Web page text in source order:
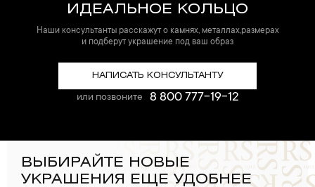
ИДЕАЛЬНОЕ КОЛЬЦО
Наши консультанты расскажут о камнях, металлах,размерах
и подберут украшение под ваш образ
НАПИСАТЬ КОНСУЛЬТАНТУ
или позвоните 8 800 777-19-12
ВЫБИРАЙТЕ НОВЫЕ
УКРАШЕНИЯ ЕЩЕ УДОБНЕЕ